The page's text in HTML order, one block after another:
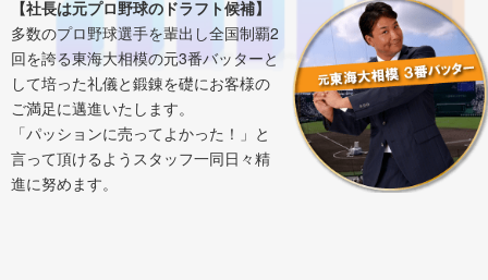
【社長は元プロ野球のドラフト候補】
多数のプロ野球選手を輩出し全国制覇2
回を誇る東海大相模の元3番バッターと
して培った礼儀と鍛錬を礎にお客様の
ご満足に邁進いたします。
「パッションに売ってよかった！」と
言って頂けるようスタッフ一同日々精
進に努めます。